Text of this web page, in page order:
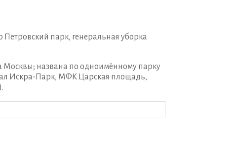
парк, генеральная уборка
Москвы; названа по одноимённому парку
Искра-Парк, МФК Царская площадь,